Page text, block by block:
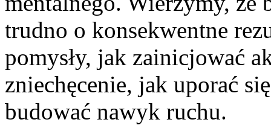
trudno o konsekwentne
pomysły, jak zainicjować
zniechęcenie, jak uporać
budować nawyk ruchu.